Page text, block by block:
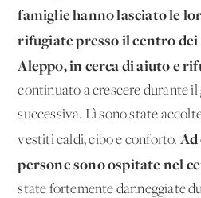
famiglie hanno lasciato le
rifugiate presso il centro
Aleppo, in cerca di aiuto e
continuato a crescere durante
successiva. Lì sono state
vestiti caldi, cibo e conforto. Ad
persone sono ospitate nel
state fortemente danneggiate